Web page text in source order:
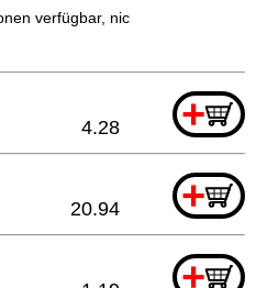
verfügbar, nicht bestellbar
+
4.28
+
20.94
+